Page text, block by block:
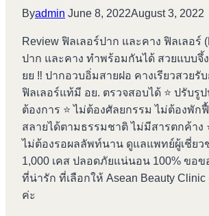
Byadmin June 8, 2022August 3, 2022
Review ฟิลเลอร์ปาก และคาง ฟิลเลอร์
ปาก และคาง ทำพร้อมกันได้ สวยแบบจึ้
ยย ‼ ปากอวบอิ่มสายฝอ คางเรียวสวยรั
ฟิลเลอร์แท้มี อย. ตรวจสอบได้ ⭐️ ปรับรู
ต้องการ ⭐️ ไม่ต้องศัลยกรรม ไม่ต้องพัก
สลายได้ตามธรรมชาติ ไม่มีสารตกค้าง
ไม่ต้องรอผลลัพท์นาน ดูแลแพทย์ผู้เชี่ย
1,000 เคส ปลอดภัยแน่นอน 100% ขอ
ที่น่ารัก ที่เลือกให้ Asean Beauty
ค่ะ